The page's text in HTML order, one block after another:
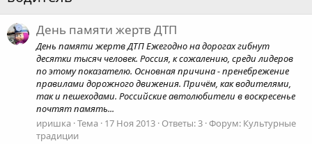
День памяти жертв ДТП
День памяти жертв ДТП Ежегодно на дорогах гибнут
десятки тысяч человек. Россия, к сожалению, среди лидеров
по этому показателю. Основная причина - пренебрежение
правилами дорожного движения. Причём, как водителями,
так и пешеходами. Российские автолюбители в воскресенье
почтят память...
иришка Тема 17 Ноя 2013 Ответы: 3 Форум: Культурные
традиции